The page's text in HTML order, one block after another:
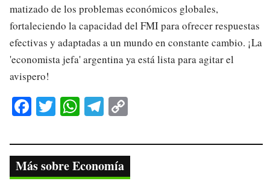
matizado de los problemas económicos globales,
fortaleciendo la capacidad del FMI para ofrecer respuestas
efectivas y adaptadas a un mundo en constante cambio. ¡La
'economista jefa' argentina ya está lista para agitar el
avispero!
Fa
bo
ok
T
tte
r
W
ts
A
Te
gr
a
y
Li
Más sobre Economía